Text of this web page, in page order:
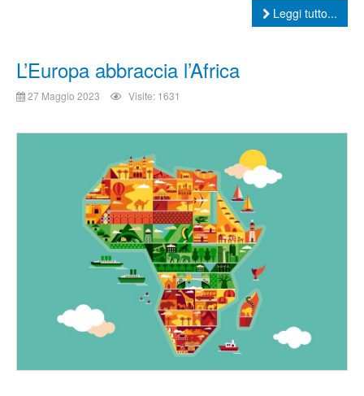
Leggi tutto...
L’Europa abbraccia l’Africa
27 Maggio 2023 Visite: 1631